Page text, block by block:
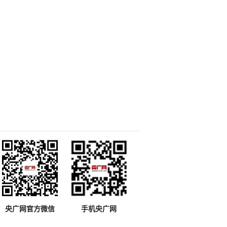
央广网官方微信 手机央广网